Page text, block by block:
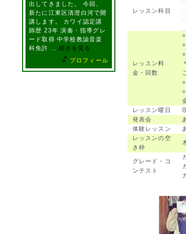
出してきました。 今回、
新たに江東区清澄白河で開
講します。 カワイ認定講
師歴 23年 演奏・指導グレ
ード取得 中学校教諭音楽
科免許 ... 続きを見る
プロフィール
レッスン科目
レッスン料
金・回数
レッスン曜日
発表会
体験レッスン
レッスンの空
き枠
グレード・コ
ンテスト